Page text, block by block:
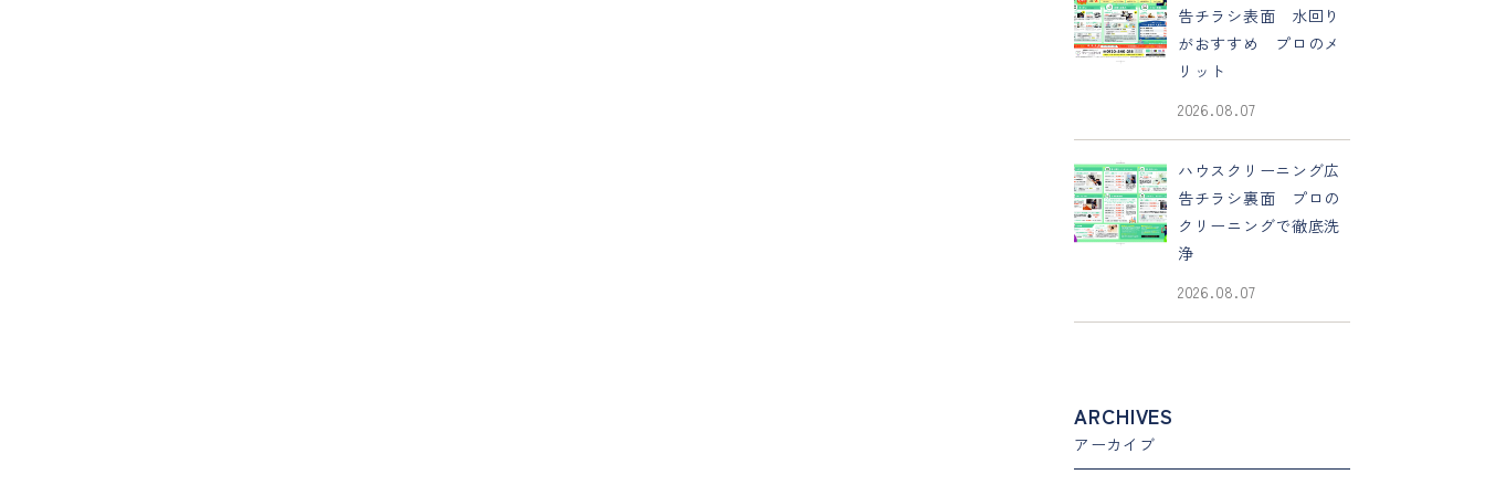
告チラシ表面 水回り
がおすすめ プロのメ
リット
2026.08.07
ハウスクリーニング広
告チラシ裏面 プロの
クリーニングで徹底洗
浄
2026.08.07
ARCHIVES
アーカイブ